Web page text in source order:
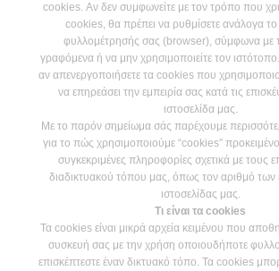
Γιατί SUBARU
Η ιστορία μας
Subaru USED
Iστορίες
Test Drive
cookies. Αν δεν συμφωνείτε με τον τρόπο που
cookies, θα πρέπει να ρυθμίσετε ανάλογα
φυλλομέτρησής σας (browser), σύμφωνα με
γραφόμενα ή να μην χρησιμοποιείτε τον
αν απενεργοποιήσετε τα cookies που
να επηρεάσει την εμπειρία σας κατά τις
ιστοσελίδα μας.
Με το παρόν σημείωμα σάς παρέχουμε
για το πώς χρησιμοποιούμε “cookies”
συγκεκριμένες πληροφορίες σχετικά με τους
διαδικτυακού τόπου μας, όπως τον αριθμό των
ιστοσελίδας μας.
Τι είναι τα cookies
Τα cookies είναι μικρά αρχεία κειμένου που
συσκευή σας με την χρήση οποιουδήποτε
επισκέπτεστε έναν δικτυακό τόπο. Τα cookies